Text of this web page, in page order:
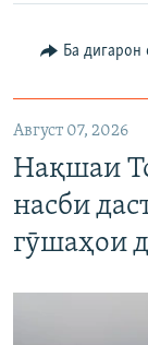
Ба дигарон
Август 07, 2026
Нақшаи
насби
гӯшаҳои